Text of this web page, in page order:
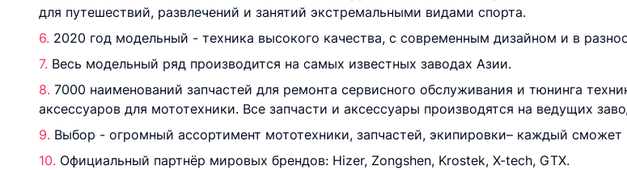
для путешествий, развлечений и занятий экстремальными видами спорта.
2020 год модельный - техника высокого качества, с современным дизайном и в
Весь модельный ряд производится на самых известных заводах Азии.
7000 наименований запчастей для ремонта сервисного обслуживания и тюнинга
аксессуаров для мототехники. Все запчасти и аксессуары производятся на ведущих
Выбор - огромный ассортимент мототехники, запчастей, экипировки– каждый
Официальный партнёр мировых брендов: Hizer, Zongshen, Krostek, X-tech, GTX.